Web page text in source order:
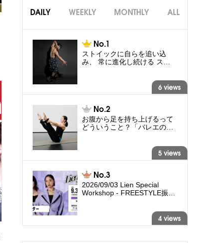
DAILY WEEKLY MONTHLY ALL
ストイックに自らを追い込
み、 常に進化し続ける ス…
6 views
お腹から足を持ち上げるって
どういうこと？「バレエの…
5 views
2026/09/03 Lien Special
Workshop - FREESTYLE振…
4 views